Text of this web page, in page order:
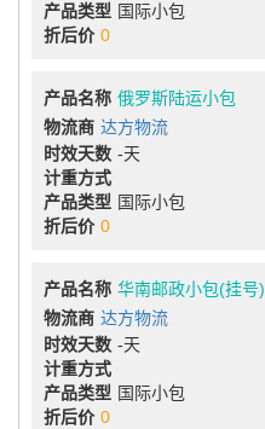
产品类型 国际小包
折后价 0
产品名称 俄罗斯陆运小包
物流商 达方物流
时效天数 -天
计重方式
产品类型 国际小包
折后价 0
产品名称 华南邮政小包(挂号)
物流商 达方物流
时效天数 -天
计重方式
产品类型 国际小包
折后价 0